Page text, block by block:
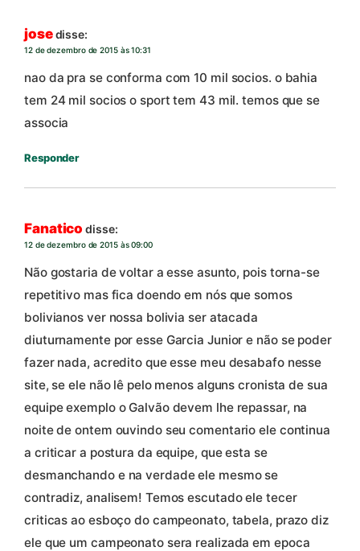
josedisse:
12 de dezembro de 2015 às 10:31
nao da pra se conforma com 10 mil socios. o bahia
tem 24 mil socios o sport tem 43 mil. temos que se
associa
Responder
Fanatico disse:
12 de dezembro de 2015 às 09:00
Não gostaria de voltar a esse asunto, pois torna-se
repetitivo mas fica doendo em nós que somos
bolivianos ver nossa bolivia ser atacada
diuturnamente por esse Garcia Junior e não se poder
fazer nada, acredito que esse meu desabafo nesse
site, se ele não lê pelo menos alguns cronista de sua
equipe exemplo o Galvão devem lhe repassar, na
noite de ontem ouvindo seu comentario ele continua
a criticar a postura da equipe, que esta se
desmanchando e na verdade ele mesmo se
contradiz, analisem! Temos escutado ele tecer
criticas ao esboço do campeonato, tabela, prazo diz
ele que um campeonato sera realizada em epoca